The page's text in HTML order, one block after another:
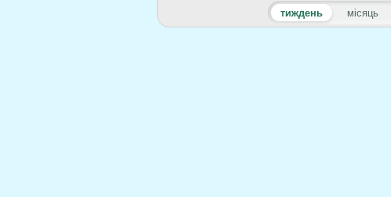
тиждень місяць